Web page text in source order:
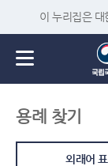
이 누리집은 대
용례 찾기
외래어